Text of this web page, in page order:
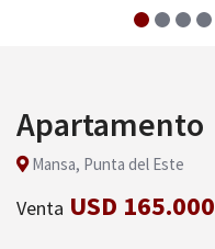
Apartamento
Mansa, Punta del Este
Venta USD 165.000